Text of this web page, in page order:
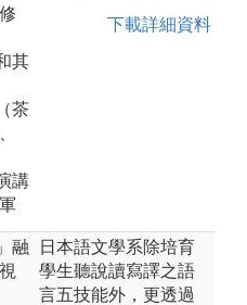
其
茶
講
下載詳細資料
融
日本語文學系除培育
學生聽說讀寫譯之語
言五技能外，更透過